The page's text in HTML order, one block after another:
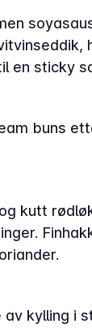
en sticky
buns
kutt
av kylling i